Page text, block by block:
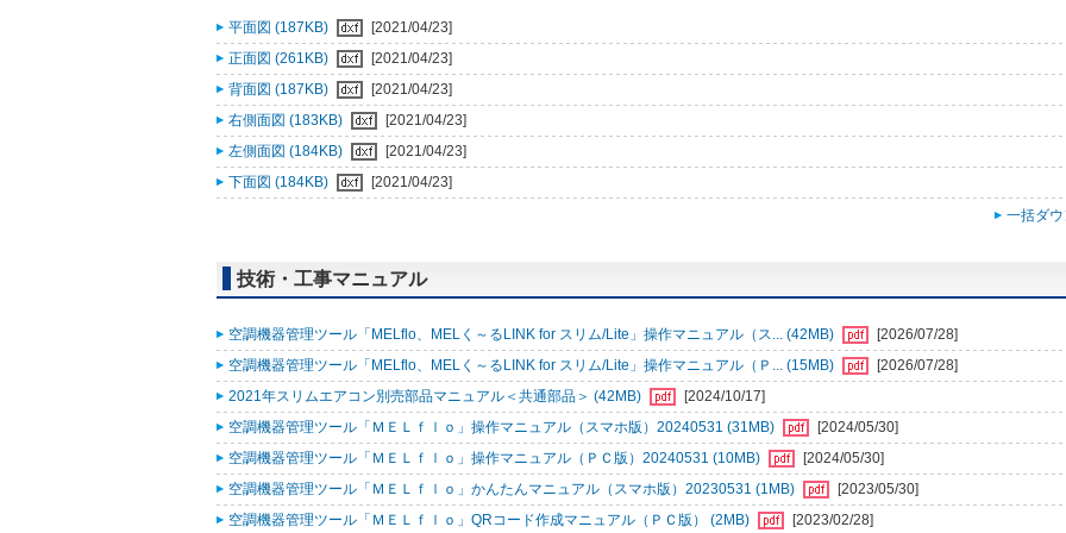
平面図 (187KB)
[2021/04/23]
正面図 (261KB)
[2021/04/23]
背面図 (187KB)
[2021/04/23]
右側面図 (183KB)
[2021/04/23]
左側面図 (184KB)
[2021/04/23]
下面図 (184KB)
[2021/04/23]
一括ダ
技術・工事マニュアル
空調機器管理ツール「MELflo、MELく～るLINK for スリム/Lite」操作マニュアル（ス... (42MB)
[2026/07/28]
空調機器管理ツール「MELflo、MELく～るLINK for スリム/Lite」操作マニュアル（Ｐ... (15MB)
[2026/07/28]
2021年スリムエアコン別売部品マニュアル＜共通部品＞ (42MB)
[2024/10/17]
空調機器管理ツール「ＭＥＬｆｌｏ」操作マニュアル（スマホ版）20240531 (31MB)
[2024/05/30]
空調機器管理ツール「ＭＥＬｆｌｏ」操作マニュアル（ＰＣ版）20240531 (10MB)
[2024/05/30]
空調機器管理ツール「ＭＥＬｆｌｏ」かんたんマニュアル（スマホ版）20230531 (1MB)
[2023/05/30]
空調機器管理ツール「ＭＥＬｆｌｏ」QRコード作成マニュアル（ＰＣ版） (2MB)
[2023/02/28]